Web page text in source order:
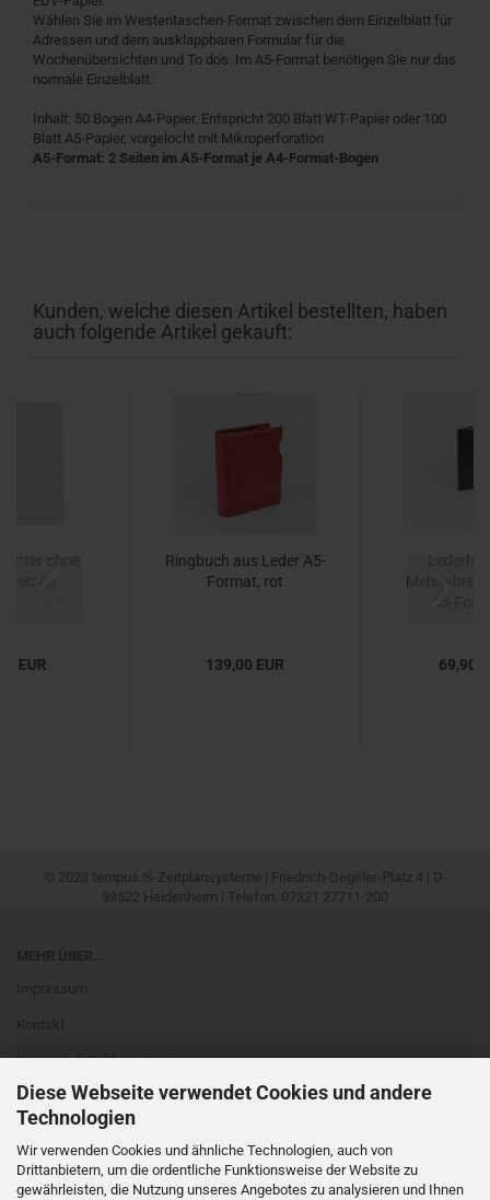
Diese Webseite verwendet Cookies und andere
Technologien
Wir verwenden Cookies und ähnliche Technologien, auch von
Drittanbietern, um die ordentliche Funktionsweise der Website zu
gewährleisten, die Nutzung unseres Angebotes zu analysieren und Ihnen
Wählen Sie im Westentaschen-Format zwischen dem Einzelblatt für
Adressen und dem ausklappbaren Formular für die
Wochenübersichten und To do's. Im A5-Format benötigen Sie nur das
normale Einzelblatt.
Inhalt: 50 Bogen A4-Papier. Entspricht 200 Blatt WT-Papier oder 100
Blatt A5-Papier, vorgelocht mit Mikroperforation
A5-Format: 2 Seiten im A5-Format je A4-Format-Bogen
Kunden, welche diesen Artikel bestellten, haben
auch folgende Artikel gekauft:
EUR
Ringbuch aus Leder A5-
Format, rot
139,00 EUR 69,90
© 2023 tempus.®-Zeitplansysteme | Friedrich-Degeler-Platz 4 | D-
89522 Heidenheim | Telefon: 07321 27711-200
Versand- & Zahlungsbedingungen
Widerrufsrecht & Muster-Widerrufsformular
AGB